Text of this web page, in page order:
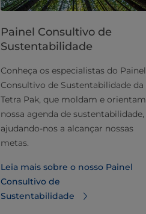
Painel Consultivo de
Sustentabilidade
Conheça os especialistas do Painel
Consultivo de Sustentabilidade da
Tetra Pak, que moldam e orientam
nossa agenda de sustentabilidade,
ajudando-nos a alcançar nossas
metas.
Leia mais sobre o nosso Painel
Consultivo de
Sustentabilidade